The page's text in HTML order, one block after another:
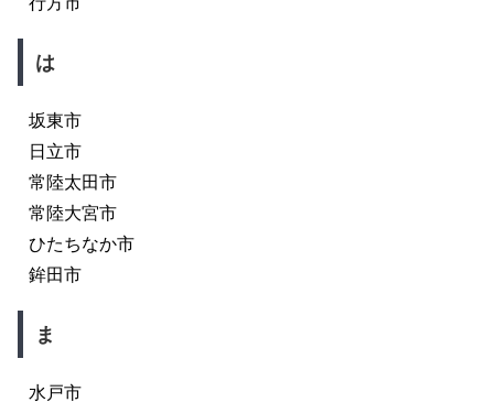
は
坂東市
日立市
常陸太田市
常陸大宮市
ひたちなか市
鉾田市
ま
水戸市